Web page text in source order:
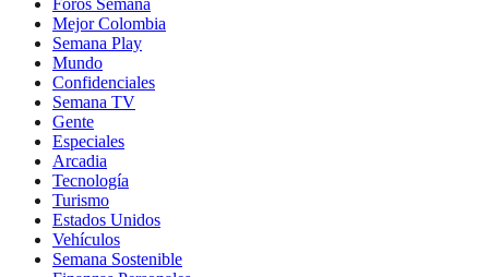
Mejor Colombia
Semana Play
Mundo
Confidenciales
Semana TV
Gente
Especiales
Arcadia
Tecnología
Turismo
Estados Unidos
Vehículos
Semana Sostenible